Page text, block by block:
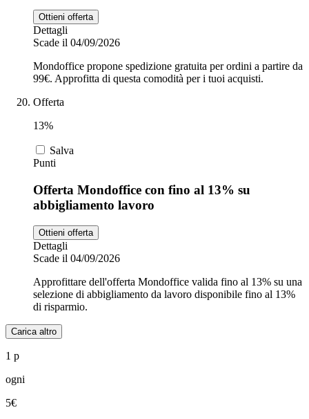
Ottieni offerta
Dettagli
Scade il 04/09/2026
Mondoffice propone spedizione gratuita per ordini a partire da
99€. Approfitta di questa comodità per i tuoi acquisti.
Offerta
13%
Salva
Punti
Offerta Mondoffice con fino al 13% su
abbigliamento lavoro
Ottieni offerta
Dettagli
Scade il 04/09/2026
Approfittare dell'offerta Mondoffice valida fino al 13% su una
selezione di abbigliamento da lavoro disponibile fino al 13%
di risparmio.
Carica altro
1 p
ogni
5€